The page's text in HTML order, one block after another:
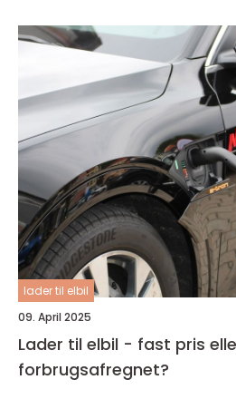
lader til elbil
09. April 2025
Lader til elbil - fast pris
forbrugsafregnet?